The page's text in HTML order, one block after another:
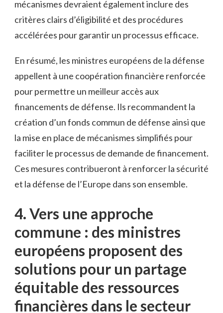
mécanismes devraient‌ également⁤ inclure des
critères⁤ clairs d’éligibilité et des procédures
accélérées pour garantir un processus efficace.
En résumé,‍ les⁣ ministres européens ⁢de la défense
appellent à une coopération financière renforcée
pour permettre un ⁣meilleur accès⁤ aux
financements de défense. Ils recommandent⁣ la
création⁤ d’un fonds commun de défense ainsi que
la mise en place de ‌mécanismes simplifiés pour
faciliter ​le processus de demande de financement.
Ces mesures contribueront à renforcer la sécurité
et la défense de l’Europe‍ dans son ensemble.
4. ​Vers une approche
commune ⁤: des​ ministres
européens proposent ⁤des
solutions⁣ pour un partage
équitable ‍des ressources
financières dans le secteur